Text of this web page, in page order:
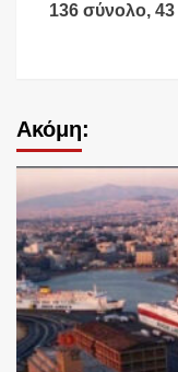
136 σύνολο,
Ακόμη: